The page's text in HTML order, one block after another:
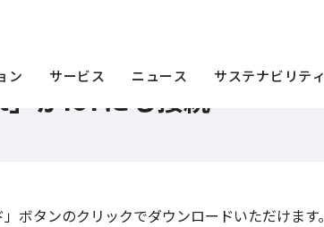
ン サービス ニュース サステナビリティ
がIoTにも接続
ボタンのクリックでダウンロードいただけます。